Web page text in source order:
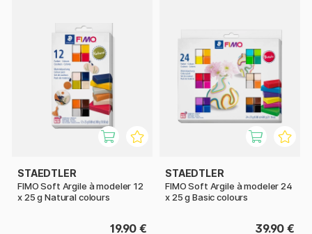
STAEDTLER
FIMO Soft Argile à modeler 12
x 25 g Natural colours
19.90 €
STAEDTLER
FIMO Soft Argile à modeler 24
x 25 g Basic colours
39.90 €